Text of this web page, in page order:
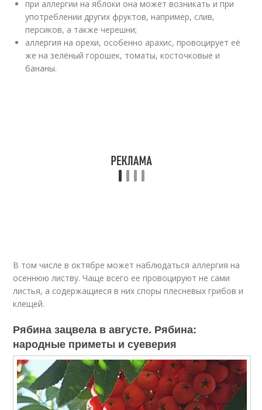
при аллергии на яблоки она может возникать и при
употреблении других фруктов, например, слив,
персиков, а также черешни;
аллергия на орехи, особенно арахис, провоцирует её
же на зелёный горошек, томаты, косточковые и
бананы.
В том числе в октябре может наблюдаться аллергия на
осеннюю листву. Чаще всего ее провоцируют не сами
листья, а содержащиеся в них споры плесневых грибов и
клещей.
Рябина зацвела в августе. Рябина:
народные приметы и суеверия